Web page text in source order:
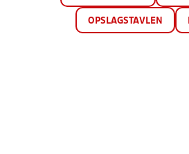
OPSLAGSTAVLEN